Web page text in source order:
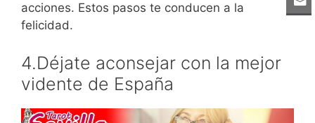
acciones. Estos pasos te conducen a la
felicidad.
4.Déjate aconsejar con la mejor
vidente de España